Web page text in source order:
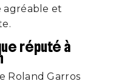
agréable et
réputé à
Roland Garros